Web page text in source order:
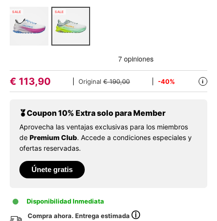
SALE SALE
€ 113,90 Original€ 190,00 -40% i
Coupon 10% Extra solo para Member
Aprovecha las ventajas exclusivas para los miembros
de Premium Club. Accede a condiciones especiales y
ofertas reservadas.
Únete gratis
Disponibilidad Inmediata
Compra ahora. Entrega estimadaⓘ